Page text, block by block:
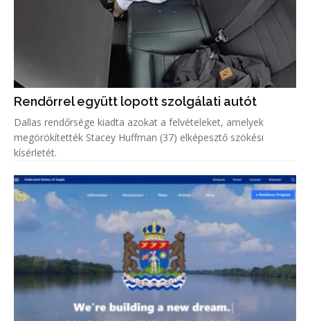
Rendőrrel együtt lopott szolgálati autót
Dallas rendőrsége kiadta azokat a felvételeket, amelyek
megörökítették Stacey Huffman (37) elképesztő szökési
kísérletét.